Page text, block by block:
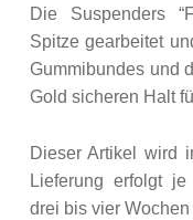
Die Suspenders
Spitze gearbeitet
Gummibundes und
Gold sicheren Halt
Dieser Artikel wird
Lieferung erfolgt
drei bis vier